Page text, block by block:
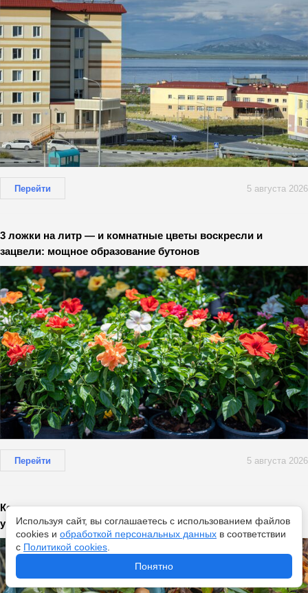
Перейти 5 августа 2026
3 ложки на литр — и комнатные цветы воскресли и
зацвели: мощное образование бутонов
Перейти 5 августа 2026
Компостная куча на даче: как превратить отходы в
удобрения и не поругаться с соседями
Используя сайт, вы соглашаетесь с использованием файлов
cookies и обработкой персональных данных в соответствии
с Политикой cookies
Понятно